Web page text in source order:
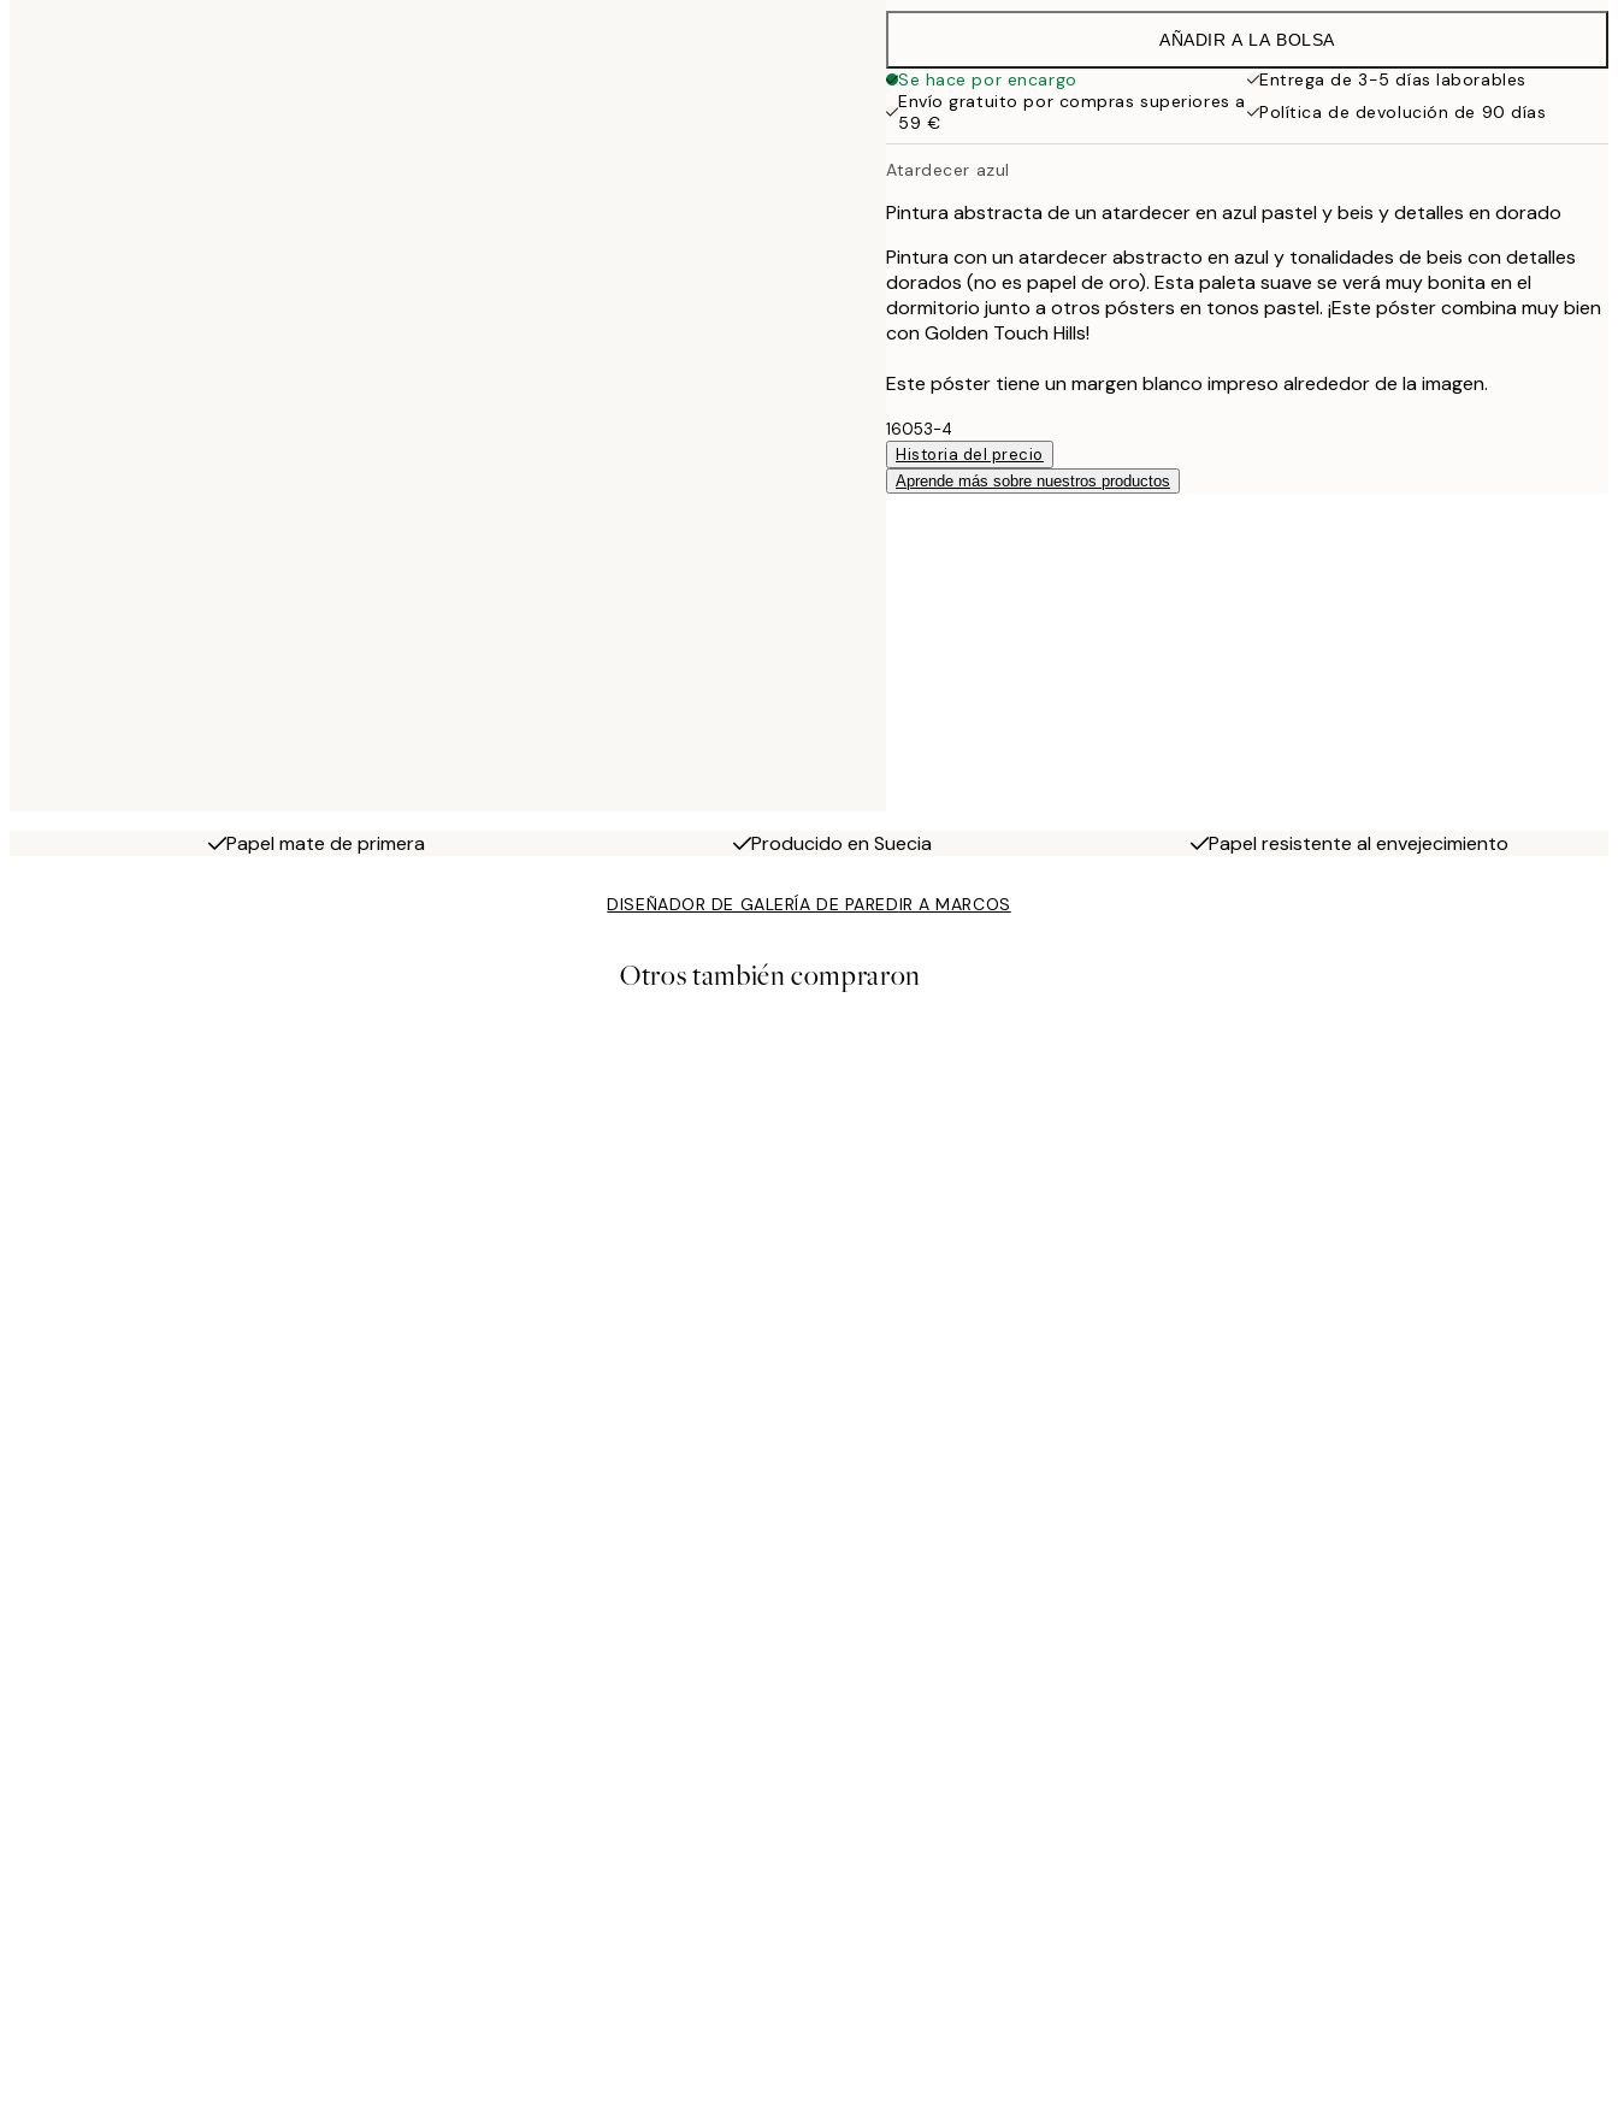
21,95 €
38 €
AÑADIR A LA BOLSA
Se hace por encargo
Entrega de 3-5 días laborables
Envío gratuito por compras superiores a
59 €
Política de devolución de 90 días
Atardecer azul
Pintura abstracta de un atardecer en azul pastel y beis y detalles en dorado
Pintura con un atardecer abstracto en azul y tonalidades de beis con detalles
dorados (no es papel de oro). Esta paleta suave se verá muy bonita en el
dormitorio junto a otros pósters en tonos pastel. ¡Este póster combina muy bien
con Golden Touch Hills!
Este póster tiene un margen blanco impreso alrededor de la imagen.
16053-4
Historia del precio
Aprende más sobre nuestros productos
Papel mate de primera Producido en Suecia Papel resistente al envejecimiento
DISEÑADOR DE GALERÍA DE PAREDIR A MARCOS
Otros también compraron